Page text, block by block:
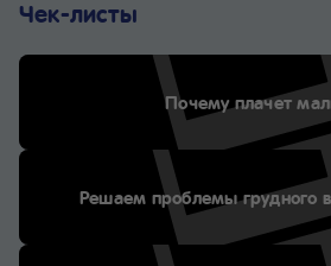
Чек-листы
Почему плачет
Решаем проблемы грудного